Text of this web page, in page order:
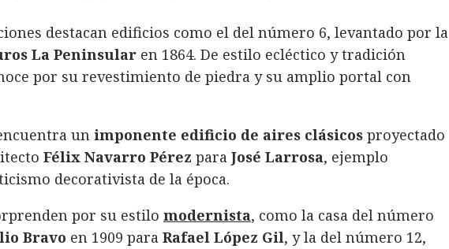
destacan edificios como el del número 6, levantado por la
La Peninsular en 1864. De estilo ecléctico y tradición
por su revestimiento de piedra y su amplio portal con
un imponente edificio de aires clásicos proyectado
Félix Navarro Pérez para José Larrosa, ejemplo
decorativista de la época.
por su estilo modernista, como la casa del número
Bravo en 1909 para Rafael López Gil, y la del número 12,